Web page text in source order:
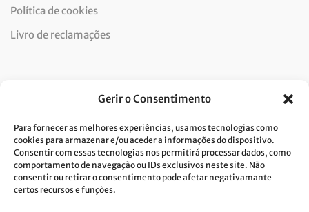
Gerir o Consentimento
Para fornecer as melhores experiências, usamos tecnologias como
cookies para armazenar e/ou aceder a informações do dispositivo.
Consentir com essas tecnologias nos permitirá processar dados, como
comportamento de navegação ou IDs exclusivos neste site. Não
consentir ou retirar o consentimento pode afetar negativamante
certos recursos e funções.
Política de cookies
Livro de reclamações
Dou consentimento ao tratamento de dados e aceito a
política de privacidade.*
A Costa Verde está comprometida com a implementação do RGPD. Para